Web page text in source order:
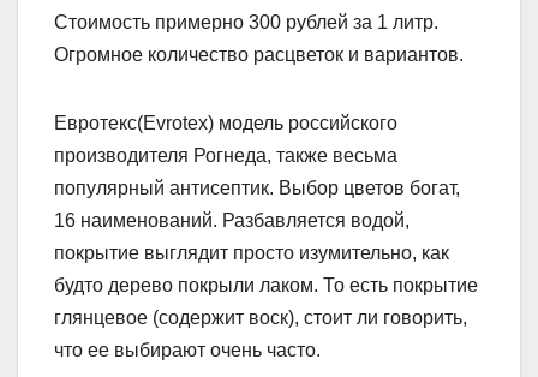
Стоимость примерно 300 рублей за 1 литр.
Огромное количество расцветок и вариантов.
Евротекс(Evrotex) модель российского
производителя Рогнеда, также весьма
популярный антисептик. Выбор цветов богат,
16 наименований. Разбавляется водой,
покрытие выглядит просто изумительно, как
будто дерево покрыли лаком. То есть покрытие
глянцевое (содержит воск), стоит ли говорить,
что ее выбирают очень часто.